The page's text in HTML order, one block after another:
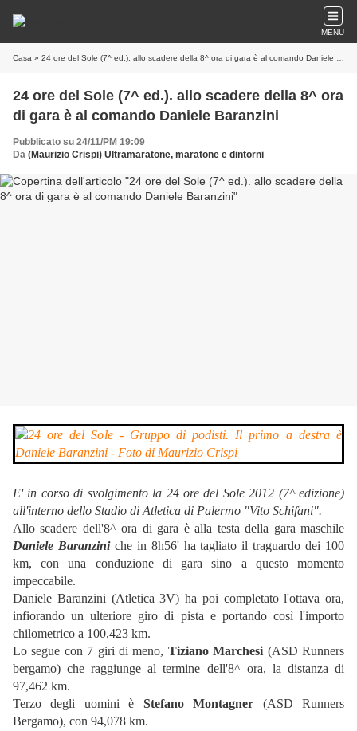
MENU
Casa » 24 ore del Sole (7^ ed.). allo scadere della 8^ ora di gara è al comando Daniele Baranzini
24 ore del Sole (7^ ed.). allo scadere della 8^ ora
di gara è al comando Daniele Baranzini
Pubblicato su 24/11/PM 19:09
Da (Maurizio Crispi) Ultramaratone, maratone e dintorni
E' in corso di svolgimento la 24 ore del Sole 2012 (7^ edizione)
all'interno dello Stadio di Atletica di Palermo "Vito Schifani".
Allo scadere dell'8^ ora di gara è alla testa della gara maschile
Daniele Baranziniche in 8h56' ha tagliato il traguardo dei 100
km, con una conduzione di gara sino a questo momento
impeccabile.
Daniele Baranzini (Atletica 3V) ha poi completato l'ottava ora,
infiorando un ulteriore giro di pista e portando così l'importo
chilometrico a 100,423 km.
Lo segue con 7 giri di meno, Tiziano Marchesi (ASD Runners
bergamo) che raggiunge al termine dell'8^ ora, la distanza di
97,462 km.
Terzo degli uomini è Stefano Montagner (ASD Runners
Bergamo), con 94,078 km.